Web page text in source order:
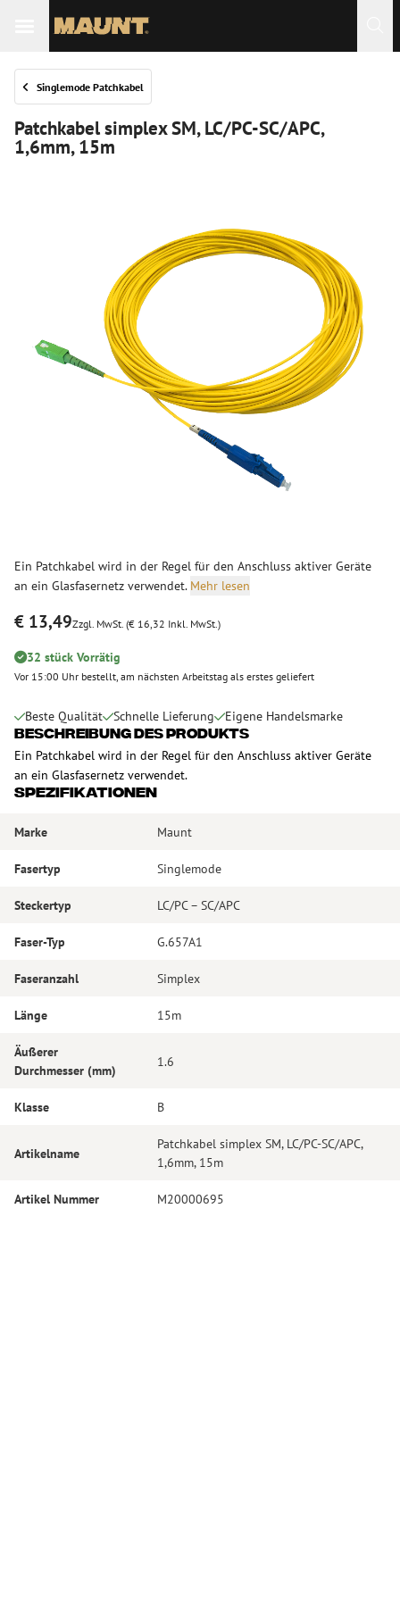
Singlemode Patchkabel
Patchkabel simplex SM, LC/PC-SC/APC,
1,6mm, 15m
Ein Patchkabel wird in der Regel für den Anschluss aktiver Geräte
an ein Glasfasernetz verwendet. Mehr lesen
€ 13,49Zzgl. MwSt. (€ 16,32 Inkl. MwSt.)
32 stück Vorrätig
Vor 15:00 Uhr bestellt, am nächsten Arbeitstag als erstes geliefert
Beste Qualität Schnelle Lieferung Eigene Handelsmarke
Beschreibung des Produkts
Ein Patchkabel wird in der Regel für den Anschluss aktiver Geräte
an ein Glasfasernetz verwendet.
Spezifikationen
Marke Maunt
Fasertyp Singlemode
Steckertyp LC/PC – SC/APC
Faser-Typ G.657A1
Faseranzahl Simplex
Länge 15m
Äußerer
Durchmesser (mm)
1.6
Klasse B
Artikelname
Patchkabel simplex SM, LC/PC-SC/APC,
1,6mm, 15m
Artikel Nummer M20000695